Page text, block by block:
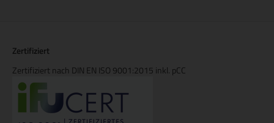
Zertifiziert
Zertifiziert nach DIN EN ISO 9001:2015 inkl. pCC